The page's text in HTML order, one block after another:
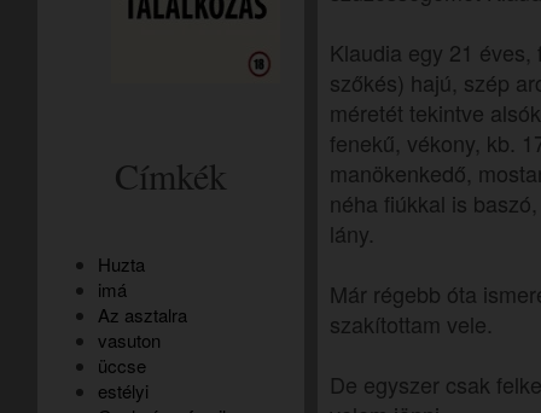
Címkék
Huzta
imá
Az asztalra
vasuton
üccse
estélyi
Klaudia egy 21
szőkés) hajú, szép
méretét tekintve
fenekű, vékony, kb.
manökenkedő,
néha fiúkkal is
lány.
Már régebb óta
szakítottam vele.
De egyszer csak